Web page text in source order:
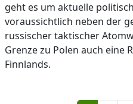
geht es um aktuelle
voraussichtlich neben der
russischer taktischer
Grenze zu Polen auch eine
Finnlands.